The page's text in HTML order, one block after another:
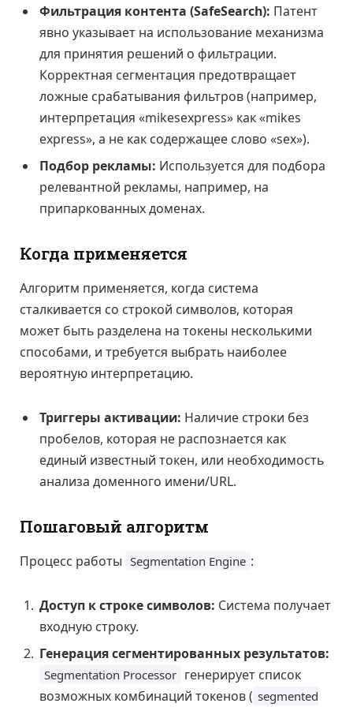
Фильтрация контента (SafeSearch): Патент
явно указывает на использование механизма
для принятия решений о фильтрации.
Корректная сегментация предотвращает
ложные срабатывания фильтров (например,
интерпретация «mikesexpress» как «mikes
express», а не как содержащее слово «sex»).
Подбор рекламы: Используется для подбора
релевантной рекламы, например, на
припаркованных доменах.
Когда применяется
Алгоритм применяется, когда система
сталкивается со строкой символов, которая
может быть разделена на токены несколькими
способами, и требуется выбрать наиболее
вероятную интерпретацию.
Триггеры активации: Наличие строки без
пробелов, которая не распознается как
единый известный токен, или необходимость
анализа доменного имени/URL.
Пошаговый алгоритм
Процесс работы Segmentation Engine :
Доступ к строке символов: Система получает
входную строку.
Генерация сегментированных результатов:
Segmentation Processor генерирует список
возможных комбинаций токенов ( segmented